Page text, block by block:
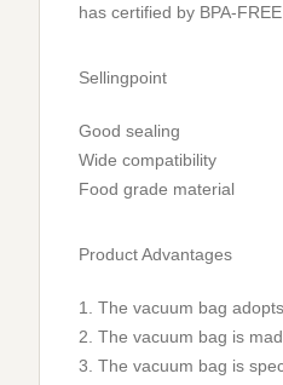
has certified by BPA-
Sellingpoint
Good sealing
Wide compatibility
Food grade material
Product Advantages
1. The vacuum bag
2. The vacuum bag is
3. The vacuum bag is